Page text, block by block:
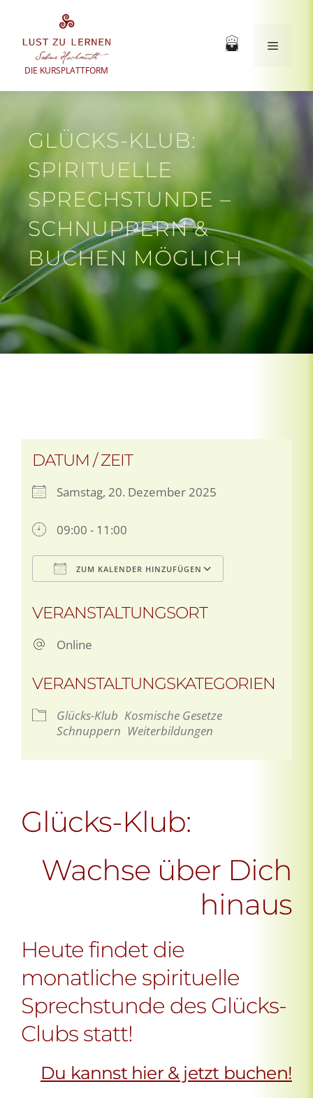
springen
DIE KURSPLATTFORM
Menü
GLÜCKS-KLUB:
SPIRITUELLE
SPRECHSTUNDE –
SCHNUPPERN &
BUCHEN MÖGLICH
DATUM / ZEIT
Samstag, 20. Dezember 2025
09:00 - 11:00
ZUM KALENDER HINZUFÜGEN
VERANSTALTUNGSORT
Online
VERANSTALTUNGSKATEGORIEN
Glücks-Klub Kosmische Gesetze
Schnuppern Weiterbildungen
Glücks-Klub:
Wachse über Dich
hinaus
Heute findet die
monatliche spirituelle
Sprechstunde des Glücks-
Clubs statt!
Du kannst hier & jetzt buchen!